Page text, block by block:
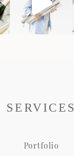
SERVICES
Portfolio